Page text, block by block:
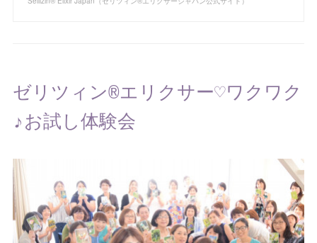
ゼリツィン®エリクサー♡ワクワク
♪お試し体験会